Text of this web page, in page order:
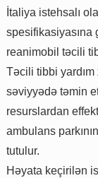
İtaliya istehsalı
spesifikasiyasına
reanimobil təcili
Təcili tibbi yardım
səviyyədə təmin
resurslardan
ambulans
tutulur.
Həyata keçirilən